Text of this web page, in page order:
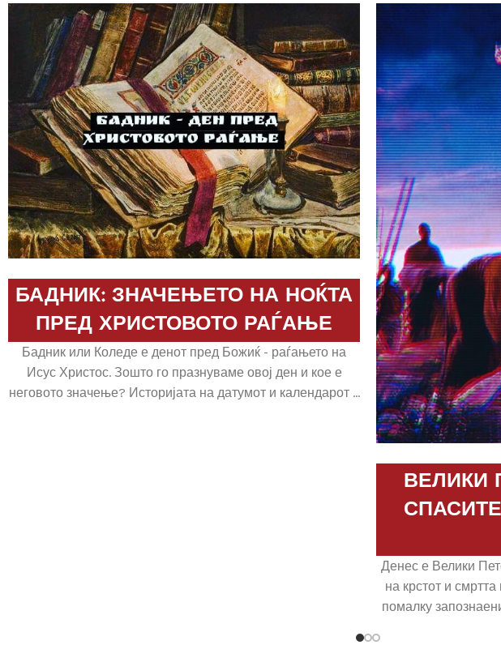
БАДНИК: ЗНАЧЕЊЕТО НА НОЌТА
ПРЕД ХРИСТОВОТО РАЃАЊЕ
Бадник или Коледе е денот пред Божиќ - раѓањето на
Исус Христос. Зошто го празнуваме овој ден и кое е
неговото значење? Историјата на датумот и календарот ...
ВЕЛИКИ
Денес е Велики
на крстот и
помалку